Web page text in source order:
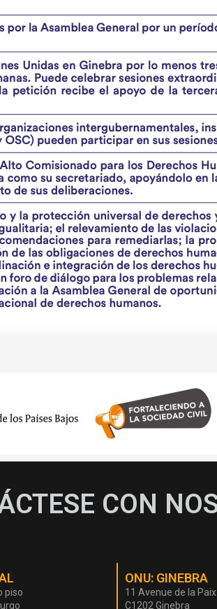
CON
piso
ONU: GINEBRA
11 Avenue de la Paix
C1202 Ginebra